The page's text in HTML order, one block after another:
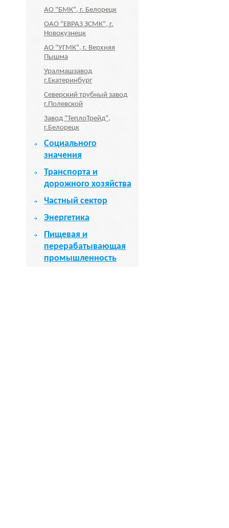
АО "БМК", г. Белорецк
ОАО "ЕВРАЗ ЗСМК", г.
Новокузнецк
АО "УГМК", г. Верхняя
Пышма
Уралмашзавод
г.Екатеринбург
Северский трубный завод
г.Полевской
Завод "ТеплоТрейд",
г.Белорецк
Социального
значения
Транспорта и
дорожного хозяйства
Частный сектор
Энергетика
Пищевая и
перерабатывающая
промышленность